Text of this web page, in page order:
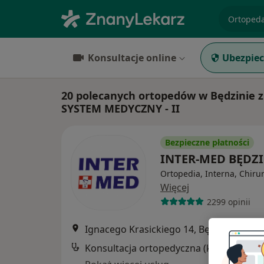
Konsultacje online
20 polecanych ortopedów w Będzinie z
SYSTEM MEDYCZNY - II
Bezpieczne płatności
INTER-MED
Ortopedia, Interna,
Więcej
2299 opinii
Ignacego Krasickiego 14, Będzin •Mapa
Konsultacja ortopedyczna (kolejna